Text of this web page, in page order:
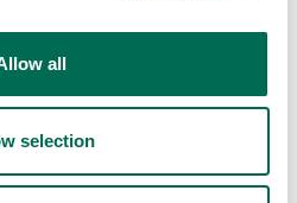
all
selection